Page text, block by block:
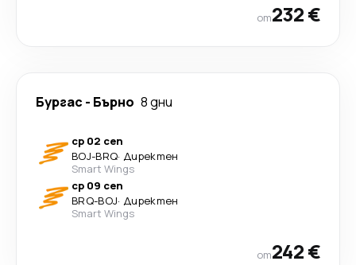
от232 €
Бургас - Бърно 8 дни
ср 02 сеп
BOJ-BRQ· Директен
Smart Wings
ср 09 сеп
BRQ-BOJ· Директен
Smart Wings
от242 €